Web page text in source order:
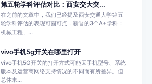
第五轮学科评估对比：西安交大突...
在之前的文章中，我们已经提及西安交通大学第五
轮学科评估的表现可圈可点，新晋的3个A+学科：
机械工程、...
vivo手机5g开关在哪里打开
vivo手机5G开关的打开方式可能因手机型号、系统
版本及运营商网络支持情况的不同而有所差异。但
总体来...